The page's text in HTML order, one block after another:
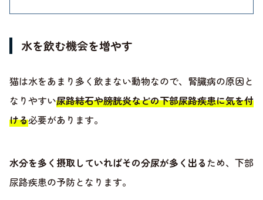
水を飲む機会を増やす
猫は水をあまり多く飲まない動物なので、腎臓病の原因と
なりやすい尿路結石や膀胱炎などの下部尿路疾患に気を付
ける必要があります。
水分を多く摂取していればその分尿が多く出る ため、下部
尿路疾患の予防となります。